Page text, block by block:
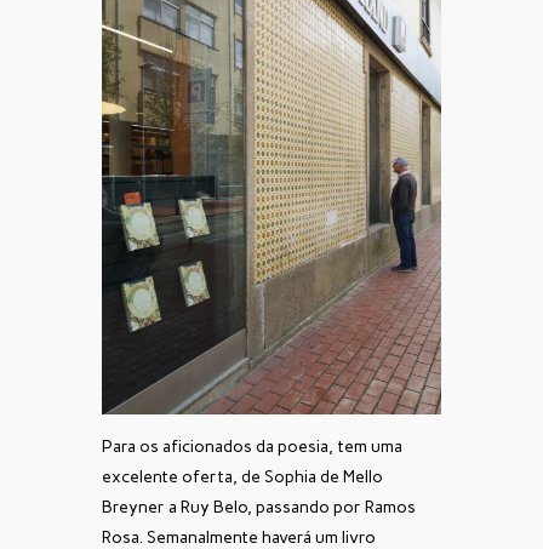
Para os aficionados da poesia, tem uma
excelente oferta, de Sophia de Mello
Breyner a Ruy Belo, passando por Ramos
Rosa. Semanalmente haverá um livro